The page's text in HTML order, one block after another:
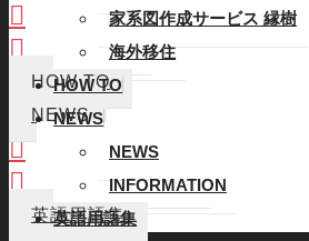
家系図作成サービス 縁樹
海外移住
HOW TO
NEWS
NEWS
INFORMATION
英語用語集
家系図作成サービス 縁樹
海外移住
HOW TO
NEWS
NEWS
INFORMATION
英語用語集